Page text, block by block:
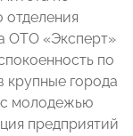
отделения
ОТО «Эксперт»
по
крупные города
с молодежью
предприятий